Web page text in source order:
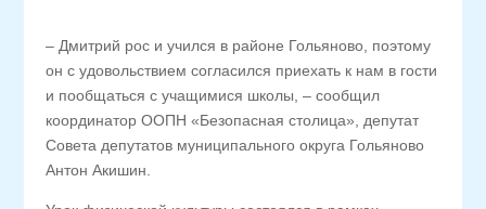
– Дмитрий рос и учился в районе Гольяново, поэтому
он с удовольствием согласился приехать к нам в гости
и пообщаться с учащимися школы, – сообщил
координатор ООПН «Безопасная столица», депутат
Совета депутатов муниципального округа Гольяново
Антон Акишин.